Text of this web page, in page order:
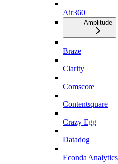
Air360
Amplitude
Braze
Clarity
Comscore
Contentsquare
Crazy Egg
Datadog
Econda Analytics